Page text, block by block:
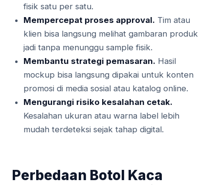
fisik satu per satu.
Mempercepat proses approval. Tim atau
klien bisa langsung melihat gambaran produk
jadi tanpa menunggu sample fisik.
Membantu strategi pemasaran. Hasil
mockup bisa langsung dipakai untuk konten
promosi di media sosial atau katalog online.
Mengurangi risiko kesalahan cetak.
Kesalahan ukuran atau warna label lebih
mudah terdeteksi sejak tahap digital.
Perbedaan Botol Kaca